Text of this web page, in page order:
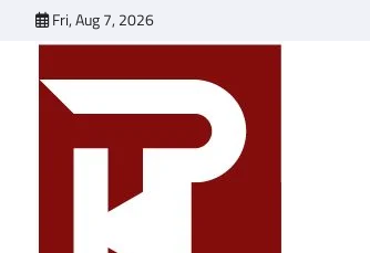
Fri, Aug 7, 2026